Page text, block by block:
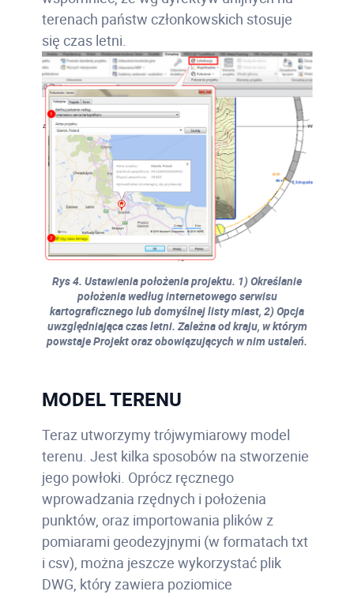
terenach państw członkowskich stosuje
się czas letni.
Rys 4. Ustawienia położenia projektu. 1) Określanie
położenia według internetowego serwisu
kartograficznego lub domyślnej listy miast, 2) Opcja
uwzględniająca czas letni. Zależna od kraju, w którym
powstaje Projekt oraz obowiązujących w nim ustaleń.
MODEL TERENU
Teraz utworzymy trójwymiarowy model
terenu. Jest kilka sposobów na stworzenie
jego powłoki. Oprócz ręcznego
wprowadzania rzędnych i położenia
punktów, oraz importowania plików z
pomiarami geodezyjnymi (w formatach txt
i csv), można jeszcze wykorzystać plik
DWG, który zawiera poziomice